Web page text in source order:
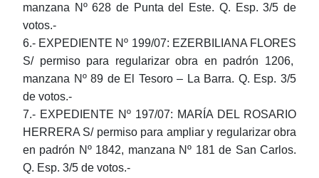
manzana Nº 628 de Punta del Este. Q. Esp. 3/5 de
votos.-
6.- EXPEDIENTE Nº 199/07: EZERBILIANA FLORES
S/ permiso para regularizar obra en padrón 1206,
manzana Nº 89 de El Tesoro – La Barra. Q. Esp. 3/5
de votos.-
7.- EXPEDIENTE Nº 197/07: MARÍA DEL ROSARIO
HERRERA S/ permiso para ampliar y regularizar obra
en padrón Nº 1842, manzana Nº 181 de San Carlos.
Q. Esp. 3/5 de votos.-